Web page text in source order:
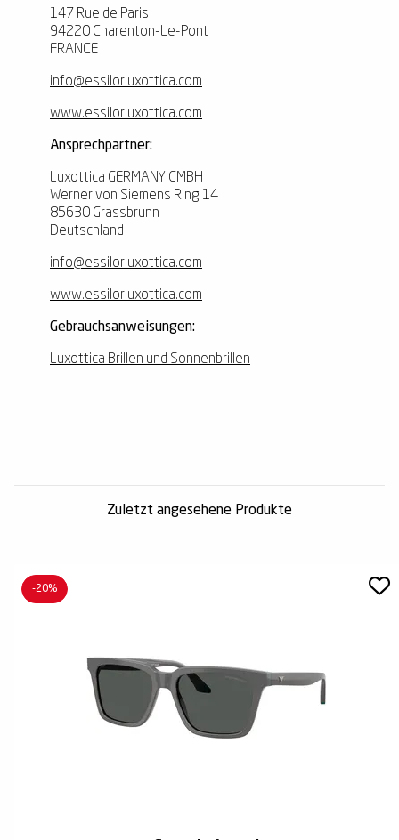
147 Rue de Paris
94220 Charenton-Le-Pont
FRANCE
info@essilorluxottica.com
www.essilorluxottica.com
Ansprechpartner:
Luxottica GERMANY GMBH
Werner von Siemens Ring 14
85630 Grassbrunn
Deutschland
info@essilorluxottica.com
www.essilorluxottica.com
Gebrauchsanweisungen:
Luxottica Brillen und Sonnenbrillen
Zuletzt angesehene Produkte
-20%